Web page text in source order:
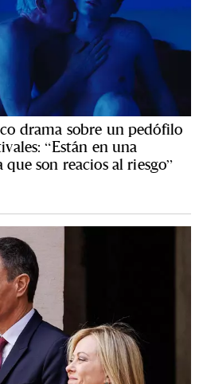
drama sobre un pedófilo
“Están en una
son reacios al riesgo”